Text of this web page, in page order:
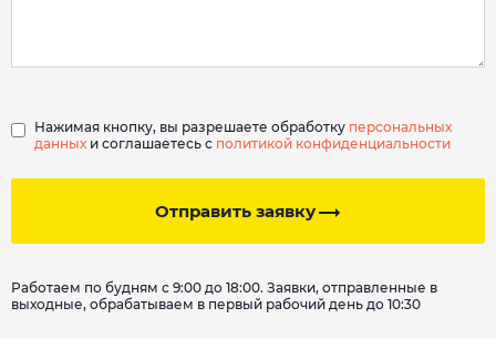
Отправить заявку
Нажимая кнопку, вы разрешаете обработку персональных
данных и соглашаетесь с политикой конфиденциальности
Работаем по будням с 9:00 до 18:00. Заявки, отправленные в
выходные, обрабатываем в первый рабочий день до 10:30